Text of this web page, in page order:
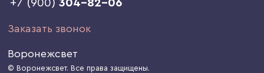
+7 (900)304-82-06
Заказать звонок
Воронежсвет
© Воронежсвет. Все права защищены.